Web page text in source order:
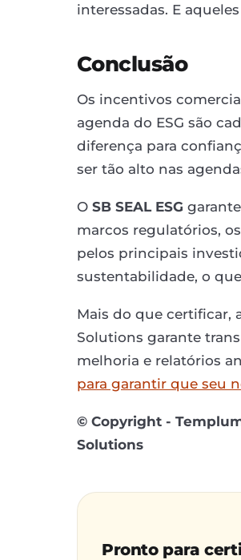
interessadas. E
Conclusão
Os incentivos
agenda do ESG são
diferença para
ser tão alto nas
O SB SEAL ESG
marcos regulatórios,
pelos principais
sustentabilidade, o
Mais do que certificar,
Solutions garante
melhoria e relatórios
para garantir que seu
©️ Copyright -
Solutions
Pronto para